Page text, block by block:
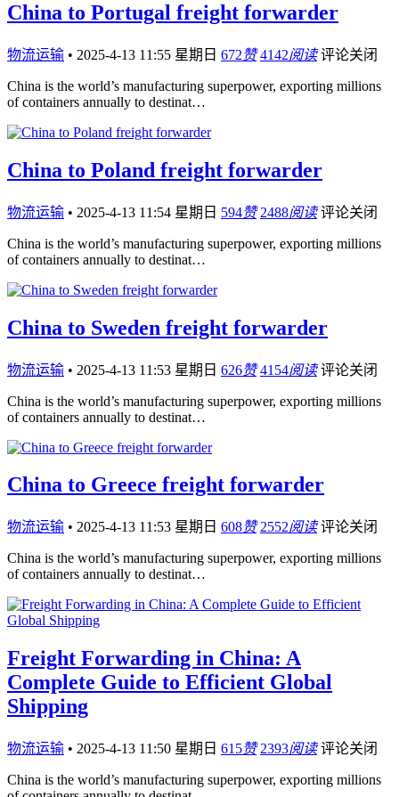
China to Portugal freight forwarder
物流运输 • 2025-4-13 11:55 星期日 672赞 4142阅读 评论关闭
China is the world’s manufacturing superpower, exporting millions
of containers annually to destinat…
China to Poland freight forwarder
物流运输 • 2025-4-13 11:54 星期日 594赞 2488阅读 评论关闭
China is the world’s manufacturing superpower, exporting millions
of containers annually to destinat…
China to Sweden freight forwarder
物流运输 • 2025-4-13 11:53 星期日 626赞 4154阅读 评论关闭
China is the world’s manufacturing superpower, exporting millions
of containers annually to destinat…
China to Greece freight forwarder
物流运输 • 2025-4-13 11:53 星期日 608赞 2552阅读 评论关闭
China is the world’s manufacturing superpower, exporting millions
of containers annually to destinat…
Freight Forwarding in China: A
Complete Guide to Efficient Global
Shipping
物流运输 • 2025-4-13 11:50 星期日 615赞 2393阅读 评论关闭
China is the world’s manufacturing superpower, exporting millions